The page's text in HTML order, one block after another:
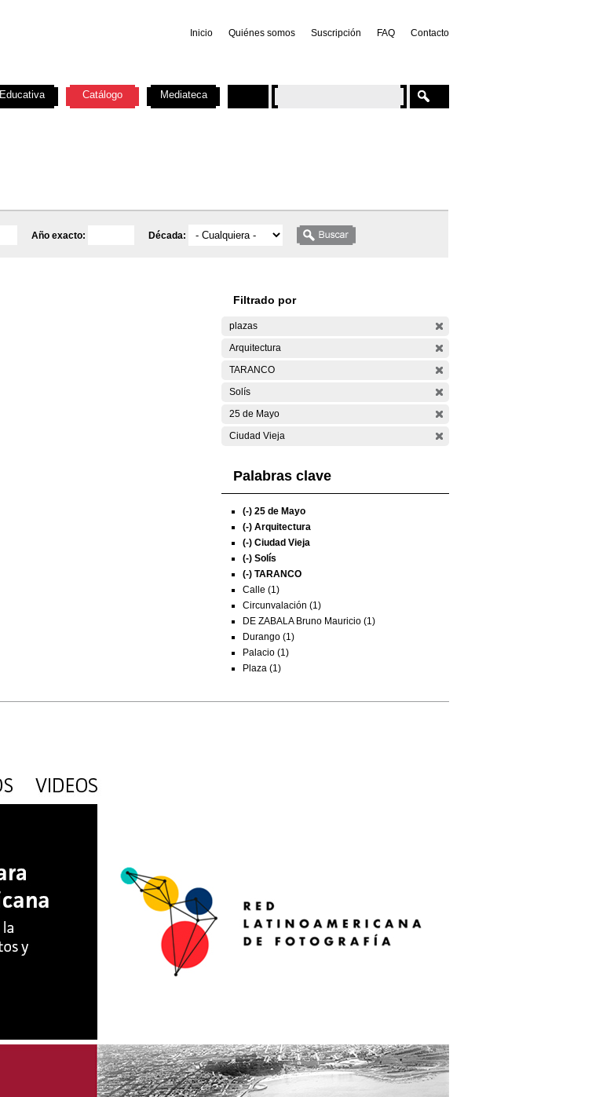
Inicio Quiénes somos Suscripción FAQ Contacto
Año exacto: Década:
Filtrado por
plazas
Arquitectura
TARANCO
Solís
25 de Mayo
Ciudad Vieja
Palabras clave
(-) 25 de Mayo
(-) Arquitectura
(-) Ciudad Vieja
(-) Solís
(-) TARANCO
Calle (1)
Circunvalación (1)
DE ZABALA Bruno Mauricio (1)
Durango (1)
Palacio (1)
Plaza (1)
Educativa Catálogo Mediateca